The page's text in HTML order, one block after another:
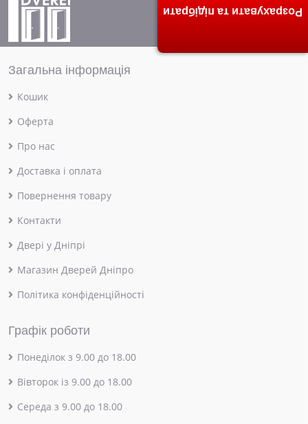
Загальна інформація
Кошик
Оферта
Про нас
Доставка і оплата
Повернення товару
Контакти
Двері у Дніпрі
Магазин Дверей Дніпро
Політика конфіденційності
Графік роботи
Понеділок з 9.00 до 18.00
Вівторок із 9.00 до 18.00
Середа з 9.00 до 18.00
Розрахувати та підібрати